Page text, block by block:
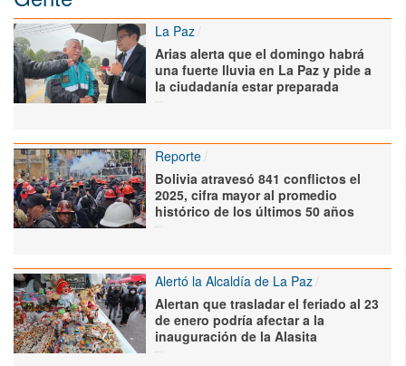
La Paz
Arias alerta que el domingo habrá
una fuerte lluvia en La Paz y pide a
la ciudadanía estar preparada
Reporte
Bolivia atravesó 841 conflictos el
2025, cifra mayor al promedio
histórico de los últimos 50 años
Alertó la Alcaldía de La Paz
Alertan que trasladar el feriado al 23
de enero podría afectar a la
inauguración de la Alasita